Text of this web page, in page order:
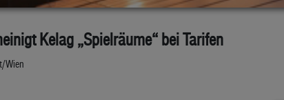
Kelag „Spielräume“ bei Tarifen
Wien